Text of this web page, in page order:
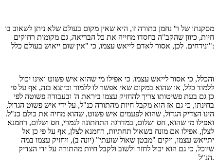
מסקנתו של ר' נחמן בתורה זו, היא שאין מקום בעולם שלא ניתן לשאוב בו
חיות, כיוון שהקב"ה בחסדו מחייה את כל הבריאה, גם מקומות רחוקים
ונידחים. לכן, אסור לאדם לייאש עצמו, כי "אין שום ייאוש בעולם כלל":
והכלל, כי אסור לייאש עצמו. כי אפילו מי שהוא איש פשוט ואינו יכול
ללמוד כלל, או שהוא במקום שאי אפשר לו ללמוד וכיוצא בזה, אף על פי
כן גם בעת פשיטותו צריך להחזיק עצמו ביראת ה' ובעבודה פשוטה לפי
בחינתו, כי גם אז הוא מקבל חיות מהתורה כנ"ל, על ידי איש פשוט הגדול,
הינו הצדיק הגדול, שהוא לפעמים איש פשוט, שהוא מחיה את כולם כנ"ל.
ואפילו מי שהוא, חס ושלום, במדרגה התחתונה לגמרי, חס ושלום, רחמנא
לצלן, אפילו אם מונח בשאול תחתיות, רחמנא לצלן, אף על פי כן אל
יתייאש עצמו, ויקים "מבטן שאול שועתי" (יונה ב), ויחזיק עצמו במה
שיוכל, כי גם הוא יכול לחזר ולשוב ולקבל חיות מהתורה על ידי הצדיק
הנ"ל.